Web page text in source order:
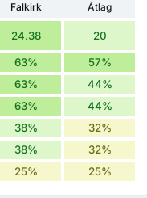
Falkirk
Átlag
24.38 20
63% 57%
63% 44%
63% 44%
38% 32%
38% 32%
25% 25%